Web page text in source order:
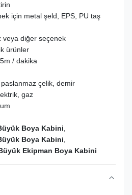
için metal şeld, EPS, PU taş
veya diğer seçenek
ürünler
/ dakika
çelik, demir
gaz
Boya Kabini
Boya Kabini
Ekipman Boya Kabini